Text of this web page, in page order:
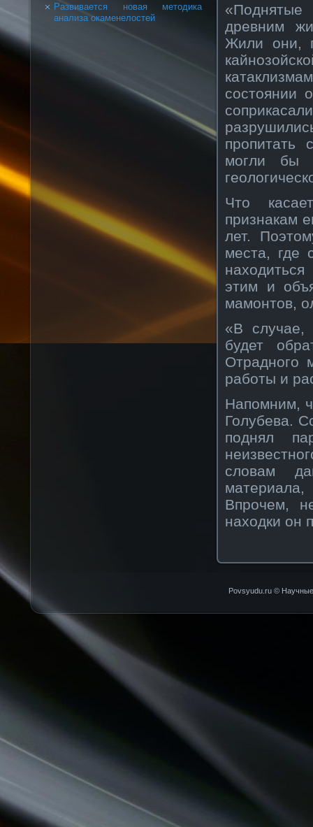
Развивается новая методика
анализа окаменелостей
древним
Жили они,
состоянии
пропитать
могли бы
Что
признакам
лет.
места, где
этим и
мамонтов,
«В случае,
будет
Отрадного
работы и
Напомним,
Голубева.
поднял
словам
Впрочем,
находки он
Povsyudu.ru © Научные